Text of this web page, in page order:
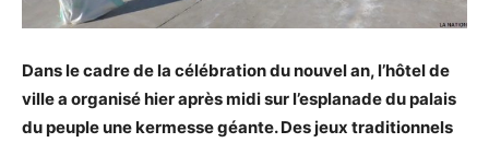
Dans le cadre de la célébration du nouvel an, l’hôtel de
ville a organisé hier après midi sur l’esplanade du palais
du peuple une kermesse géante. Des jeux traditionnels